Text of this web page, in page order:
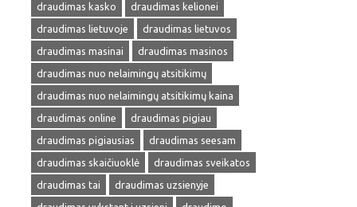
draudimas kasko
draudimas kelionei
draudimas lietuvoje
draudimas lietuvos
draudimas masinai
draudimas masinos
draudimas nuo nelaimingų atsitikimų
draudimas nuo nelaimingų atsitikimų kaina
draudimas online
draudimas pigiau
draudimas pigiausias
draudimas seesam
draudimas skaičiuoklė
draudimas sveikatos
draudimas tai
draudimas uzsienyje